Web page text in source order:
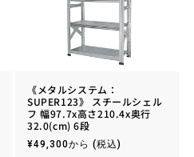
《メタルシステム：
SUPER123》 スチールシェル
フ 幅97.7x高さ210.4x奥行
32.0(cm) 6段
通
¥49,300から (税込)